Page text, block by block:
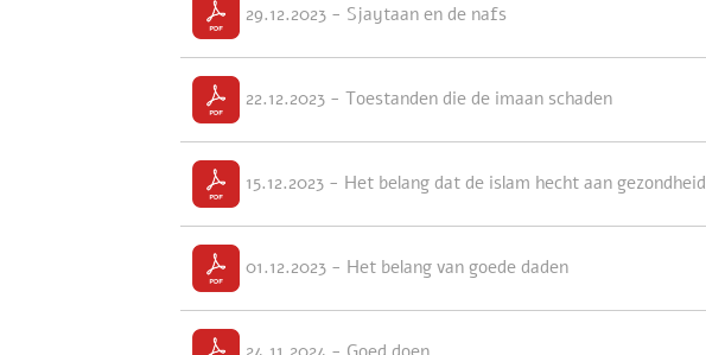
29.12.2023 - Sjaytaan en de nafs
22.12.2023 - Toestanden die de imaan schaden
15.12.2023 - Het belang dat de islam hecht aan gezondheid
01.12.2023 - Het belang van goede daden